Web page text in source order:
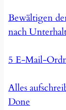
Bewältigen
nach
5 E-Mail-
Alles
Done